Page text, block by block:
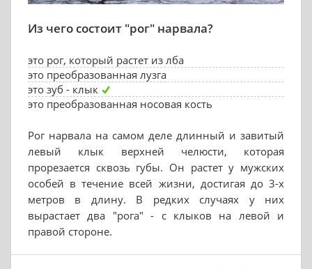
Из чего состоит "рог" нарвала?
это рог, который растет из лба
это преобразованная лузга
это зуб - клык
это преобразованная носовая кость
Рог нарвала на самом деле длинный и завитый
левый клык верхней челюсти, которая
прорезается сквозь губы. Он растет у мужских
особей в течение всей жизни, достигая до 3-х
метров в длину. В редких случаях у них
вырастает два "рога" - с клыков на левой и
правой стороне.